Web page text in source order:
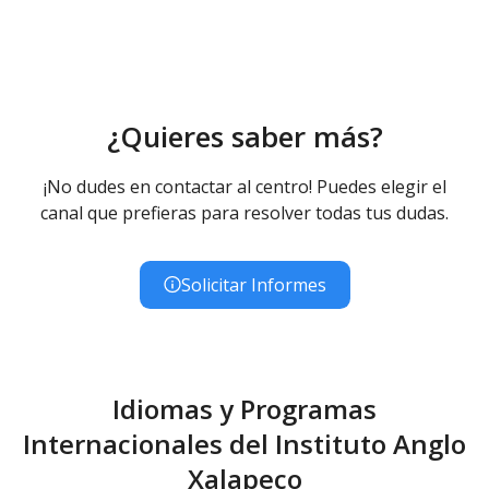
¿Quieres saber más?
¡No dudes en contactar al centro! Puedes elegir el
canal que prefieras para resolver todas tus dudas.
Solicitar Informes
Idiomas y Programas
Internacionales del Instituto Anglo
Xalapeсo